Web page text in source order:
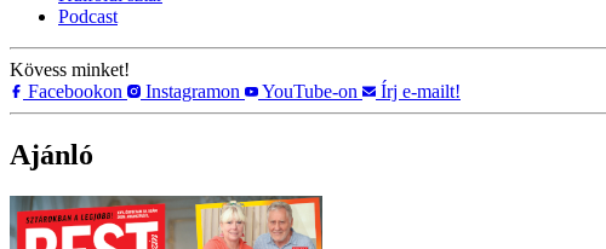
Podcast
Kövess minket!
Facebookon
Instagramon YouTube-on Írj e-mailt!
Ajánló